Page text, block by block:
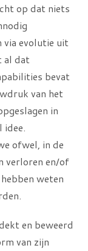
op dat niets
via evolutie uit
al dat
bevat
van het
in
idee.
ofwel, in de
verloren en/of
weten
en beweerd
van zijn